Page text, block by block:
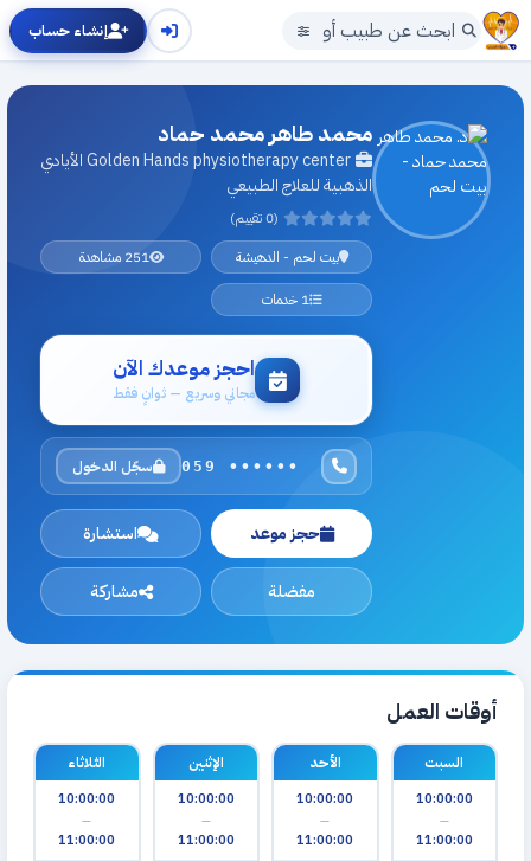
إنشاء حساب
محمد طاهر محمد حماد
Golden Hands physiotherapy center الأيادي
الذهبية للعلاج الطبيعي
(0 تقييم)
بيت لحم - الدهيشة
251 مشاهدة
1 خدمات
احجز موعدك الآن
مجاني وسريع — ثوانٍ فقط
059 •••••• سجّل الدخول
حجز موعد استشارة
مفضلة مشاركة
أوقات العمل
السبت
10:00:00
—
11:00:00
الأحد
10:00:00
—
11:00:00
الإثنين
10:00:00
—
11:00:00
الثلاثاء
10:00:00
—
11:00:00